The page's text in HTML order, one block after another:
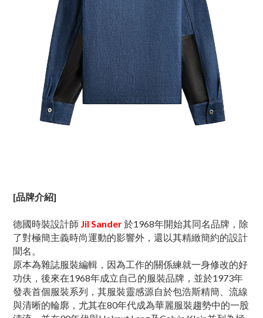
[品牌介紹]
德國時裝設計師 Jil Sander於1968年開始其同名品牌，除
了對極簡主義時尚運動的影響外，還以其精緻簡約的設計
聞名。
原本為雜誌服裝編輯，因為工作的關係練就一身修改的好
功伕，後來在1968年成立自己的服裝品牌，並於1973年
發表首個服裝系列，其服裝靈感源自於包浩斯精簡、流線
與清晰的輪廓，尤其在80年代成為華麗服裝趨勢中的一股